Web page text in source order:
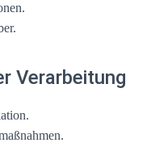
Verarbeitung